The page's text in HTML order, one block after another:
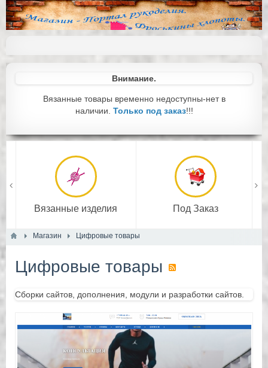
Внимание.
Вязанные товары временно недоступны-нет в
наличии. Только под заказ!!!
Вязанные изделия Под Заказ
Магазин Цифровые товары
Цифровые товары
Сборки сайтов, дополнения, модули и разработки сайтов.
Подробнее